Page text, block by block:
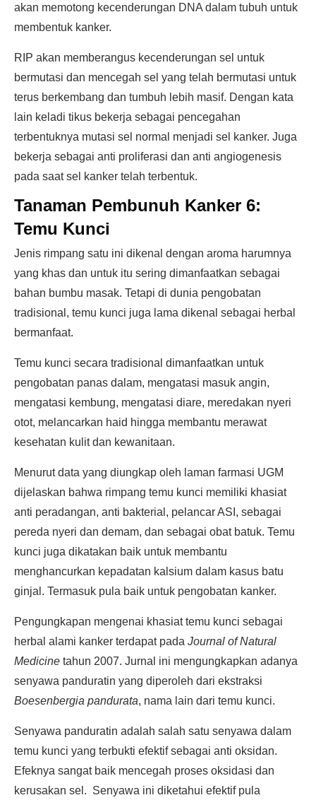
akan memotong kecenderungan DNA dalam tubuh untuk
membentuk kanker.
RIP akan memberangus kecenderungan sel untuk
bermutasi dan mencegah sel yang telah bermutasi untuk
terus berkembang dan tumbuh lebih masif. Dengan kata
lain keladi tikus bekerja sebagai pencegahan
terbentuknya mutasi sel normal menjadi sel kanker. Juga
bekerja sebagai anti proliferasi dan anti angiogenesis
pada saat sel kanker telah terbentuk.
Tanaman Pembunuh Kanker 6:
Temu Kunci
Jenis rimpang satu ini dikenal dengan aroma harumnya
yang khas dan untuk itu sering dimanfaatkan sebagai
bahan bumbu masak. Tetapi di dunia pengobatan
tradisional, temu kunci juga lama dikenal sebagai herbal
bermanfaat.
Temu kunci secara tradisional dimanfaatkan untuk
pengobatan panas dalam, mengatasi masuk angin,
mengatasi kembung, mengatasi diare, meredakan nyeri
otot, melancarkan haid hingga membantu merawat
kesehatan kulit dan kewanitaan.
Menurut data yang diungkap oleh laman farmasi UGM
dijelaskan bahwa rimpang temu kunci memiliki khasiat
anti peradangan, anti bakterial, pelancar ASI, sebagai
pereda nyeri dan demam, dan sebagai obat batuk. Temu
kunci juga dikatakan baik untuk membantu
menghancurkan kepadatan kalsium dalam kasus batu
ginjal. Termasuk pula baik untuk pengobatan kanker.
Pengungkapan mengenai khasiat temu kunci sebagai
herbal alami kanker terdapat pada Journal of Natural
Medicine tahun 2007. Jurnal ini mengungkapkan adanya
senyawa panduratin yang diperoleh dari ekstraksi
Boesenbergia pandurata, nama lain dari temu kunci.
Senyawa panduratin adalah salah satu senyawa dalam
temu kunci yang terbukti efektif sebagai anti oksidan.
Efeknya sangat baik mencegah proses oksidasi dan
kerusakan sel. Senyawa ini diketahui efektif pula